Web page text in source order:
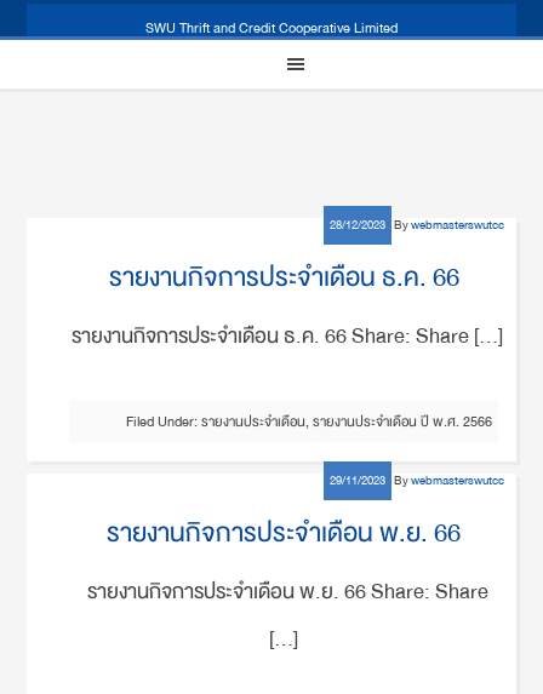
SWU Thrift and Credit Cooperative Limited
28/12/2023 Bywebmasterswutcc
รายงานกิจการประจำเดือน ธ.ค. 66
รายงานกิจการประจำเดือน ธ.ค. 66 Share: Share […]
Filed Under:รายงานประจำเดือน,รายงานประจำเดือน ปี พ.ศ. 2566
29/11/2023 Bywebmasterswutcc
รายงานกิจการประจำเดือน พ.ย. 66
รายงานกิจการประจำเดือน พ.ย. 66 Share: Share
[…]